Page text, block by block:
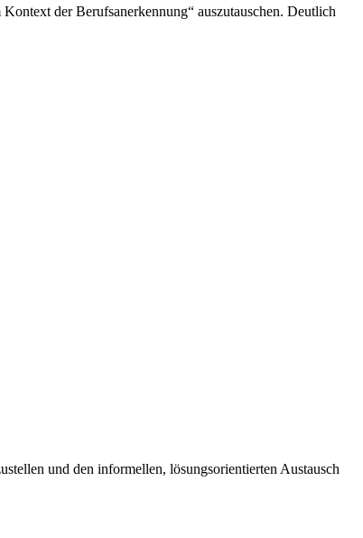
der Berufsanerkennung“ auszutauschen. Deutlich
und den informellen, lösungsorientierten Austausch